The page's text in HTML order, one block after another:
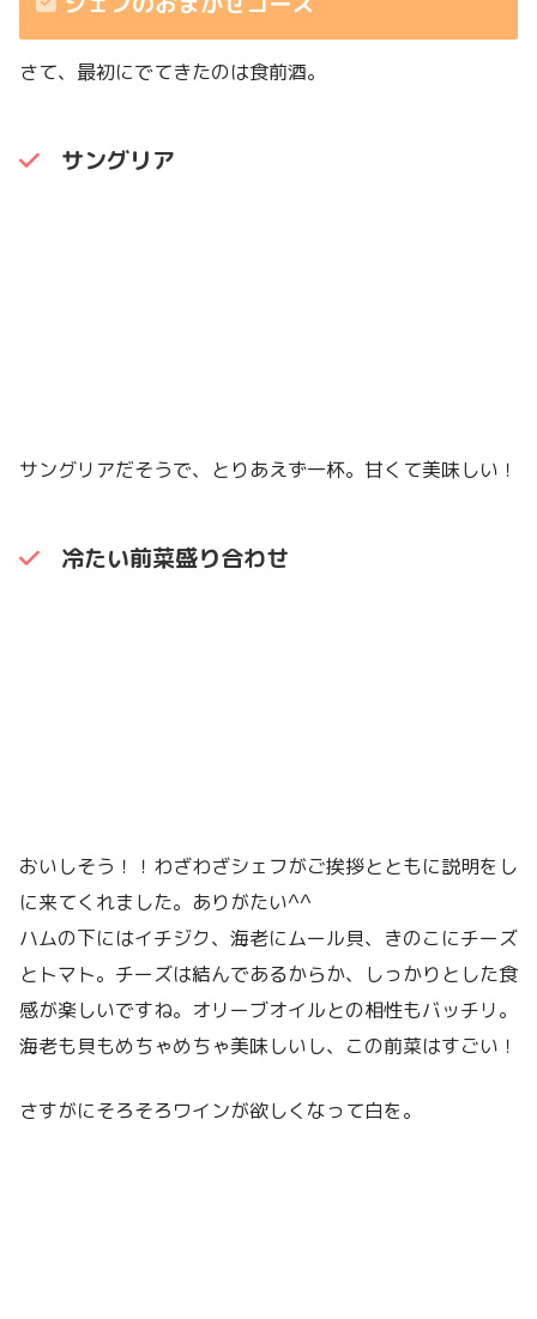
さて、最初にでてきたのは食前酒。
サングリア
サングリアだそうで、とりあえず一杯。甘くて美味しい！
冷たい前菜盛り合わせ
おいしそう！！わざわざシェフがご挨拶とともに説明をし
に来てくれました。ありがたい^^
ハムの下にはイチジク、海老にムール貝、きのこにチーズ
とトマト。チーズは結んであるからか、しっかりとした食
感が楽しいですね。オリーブオイルとの相性もバッチリ。
海老も貝もめちゃめちゃ美味しいし、この前菜はすごい！
さすがにそろそろワインが欲しくなって白を。